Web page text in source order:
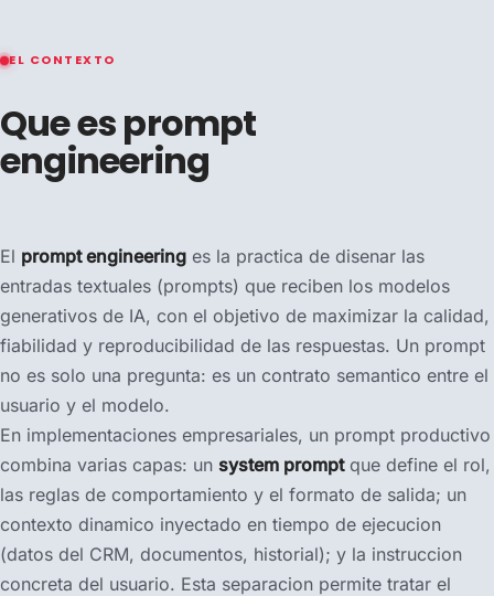
EL CONTEXTO
Que es prompt
engineering
El prompt engineering es la practica de disenar las
entradas textuales (prompts) que reciben los modelos
generativos de IA, con el objetivo de maximizar la calidad,
fiabilidad y reproducibilidad de las respuestas. Un prompt
no es solo una pregunta: es un contrato semantico entre el
usuario y el modelo.
En implementaciones empresariales, un prompt productivo
combina varias capas: un system promptque define el rol,
las reglas de comportamiento y el formato de salida; un
contexto dinamico inyectado en tiempo de ejecucion
(datos del CRM, documentos, historial); y la instruccion
concreta del usuario. Esta separacion permite tratar el